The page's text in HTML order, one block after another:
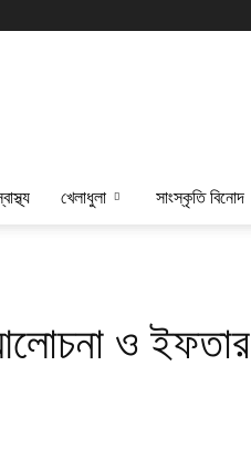
খেলাধুলা সাংস্কৃতি বিনোদ
ও ইফতার